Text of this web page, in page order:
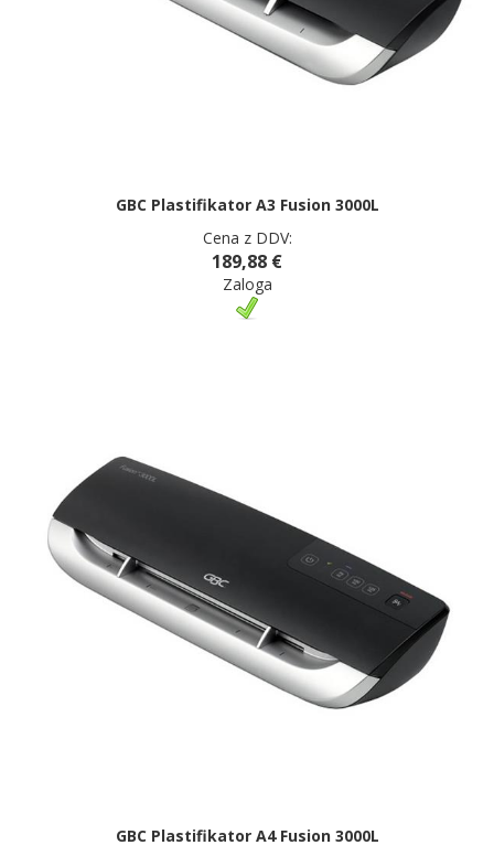
GBC Plastifikator A3 Fusion 3000L
Cena z DDV:
189,88 €
Zaloga
GBC Plastifikator A4 Fusion 3000L